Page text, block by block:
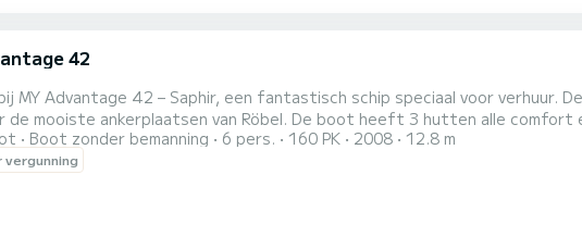
42
MY Advantage 42 – Saphir, een fantastisch schip speciaal voor verhuur.
van Röbel. De boot heeft 3 hutten alle comfort en een bootcapaciteit van 6 personen. Met
lengte van 13 meter is hij uw beste bondgenoot voor een buitengewone
Boot zonder bemanning 6 pers. 160 PK 2008 12.8 m
vergunning